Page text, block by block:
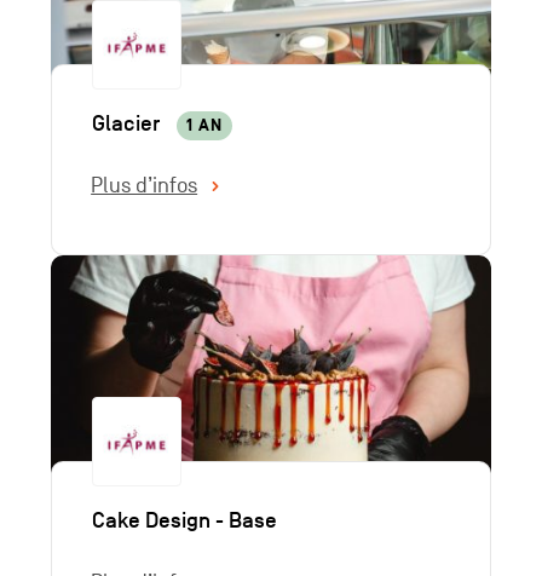
Glacier 1 AN
Plus d’infos
Cake Design - Base